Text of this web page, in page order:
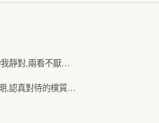
靜對,兩看不厭…
,認真對待的樸質…